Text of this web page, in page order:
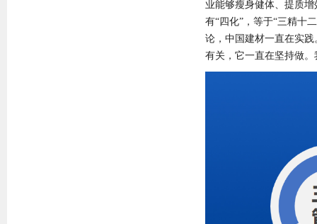
业能够瘦身健体、提质
有“四化”，等于“三精十
论，中国建材一直在实
有关，它一直在坚持做